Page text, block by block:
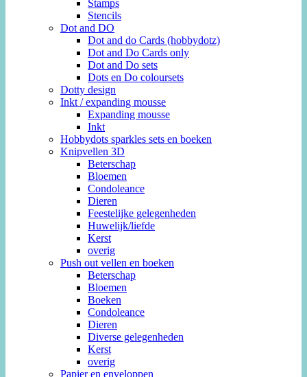
Stamps
Stencils
Dot and DO
Dot and do Cards (hobbydotz)
Dot and Do Cards only
Dot and Do sets
Dots en Do coloursets
Dotty design
Inkt / expanding mousse
Expanding mousse
Inkt
Hobbydots sparkles sets en boeken
Knipvellen 3D
Beterschap
Bloemen
Condoleance
Dieren
Feestelijke gelegenheden
Huwelijk/liefde
Kerst
overig
Push out vellen en boeken
Beterschap
Bloemen
Boeken
Condoleance
Dieren
Diverse gelegenheden
Kerst
overig
Papier en enveloppen